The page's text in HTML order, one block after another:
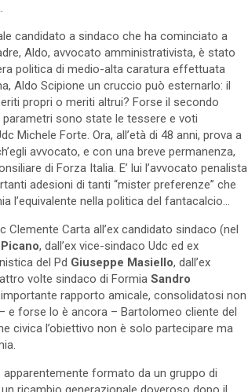
candidato a sindaco che ha cominciato a
Aldo, avvocato amministrativista, è stato
politica di medio-alta caratura effettuata
Aldo Scipione un cruccio può esternarlo: il
propri o meriti altrui? Forse il secondo
sono state le tessere e voti
Michele Forte. Ora, all’età di 48 anni, prova a
avvocato, e con una breve permanenza,
di Forza Italia. E’ lui l’avvocato penalista
adesioni di tanti “mister preferenze” che
l’equivalente nella politica del fantacalcio…
Clemente Carta all’ex candidato sindaco (nel
, dall’ex vice-sindaco Udc ed ex
del Pd Giuseppe Masiello, dall’ex
volte sindaco di Formia Sandro
rapporto amicale, consolidatosi non
e forse lo è ancora – Bartolomeo cliente del
civica l’obiettivo non è solo partecipare ma
formato da un gruppo di